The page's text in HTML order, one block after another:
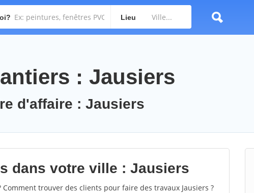
Lieu
: Jausiers
d'affaire : Jausiers
dans votre ville : Jausiers
trouver des clients pour faire des travaux Jausiers ?